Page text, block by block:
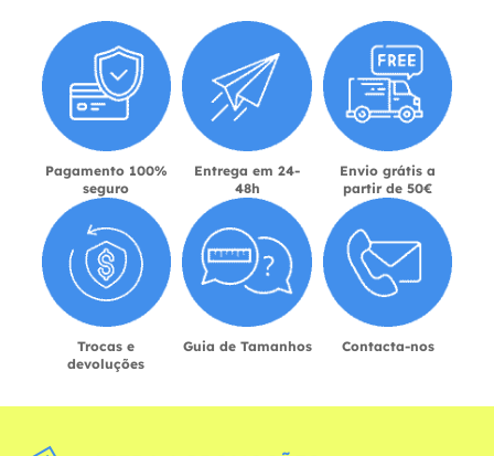
Pagamento 100%
seguro
Entrega em 24-
48h
Envio grátis a
partir de 50€
Trocas e
devoluções
Guia de Tamanhos Contacta-nos